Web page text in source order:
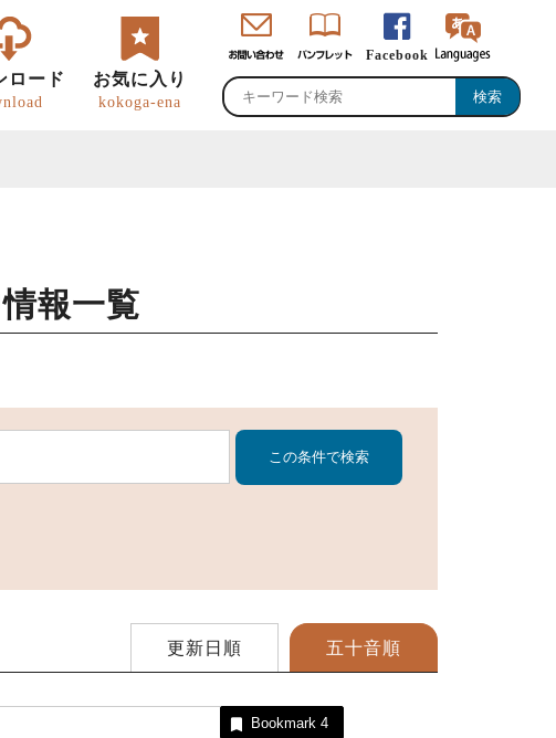
ロード お気に入り
kokoga-ena
Facebook
報一覧
更新日順 五十音順
Bookmark 4